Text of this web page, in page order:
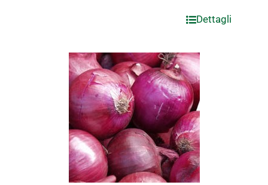
Dettagli